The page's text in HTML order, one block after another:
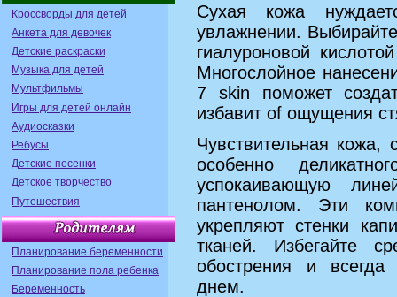
Кроссворды для детей
Анкета для девочек
Детские раскраски
Музыка для детей
Мультфильмы
Игры для детей онлайн
Аудиосказки
Ребусы
Детские песенки
Детское творчество
Путешествия
Планирование беременности
Планирование пола ребенка
Беременность
Сухая кожа
увлажнении.
гиалуроновой
Многослойное
7 skin поможет
избавит of ощущения
Чувствительная кожа,
особенно
успокаивающую
пантенолом. Эти
укрепляют стенки
тканей. Избегайте
обострения и
днем.